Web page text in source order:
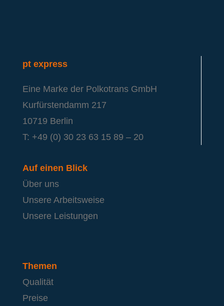
pt express
Eine Marke der Polkotrans GmbH
Kurfürstendamm 217
10719 Berlin
T: +49 (0) 30 23 63 15 89 – 20
Auf einen Blick
Über uns
Unsere Arbeitsweise
Unsere Leistungen
Themen
Qualität
Preise